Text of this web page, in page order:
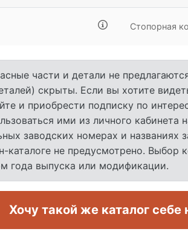
Стопорная
части и детали не
скрыты. Если вы хотите
и приобрести подписку по
ими из личного
заводских номерах и названиях
не предусмотрено. Выбор
года выпуска или модификации.
Хочу такой же каталог себе